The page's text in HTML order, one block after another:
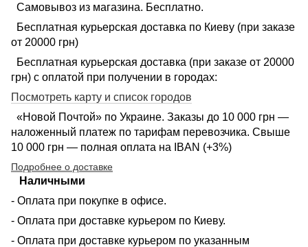
Самовывоз из магазина. Бесплатно.
Бесплатная курьерская доставка по Киеву (при заказе
от 20000 грн)
Бесплатная курьерская доставка (при заказе от 20000
грн) с оплатой при получении в городах:
Посмотреть карту и список городов
«Новой Почтой» по Украине. Заказы до 10 000 грн —
наложенный платеж по тарифам перевозчика. Свыше
10 000 грн — полная оплата на IBAN (+3%)
Подробнее о доставке
Наличными
- Оплата при покупке в офисе.
- Оплата при доставке курьером по Киеву.
- Оплата при доставке курьером по указанным